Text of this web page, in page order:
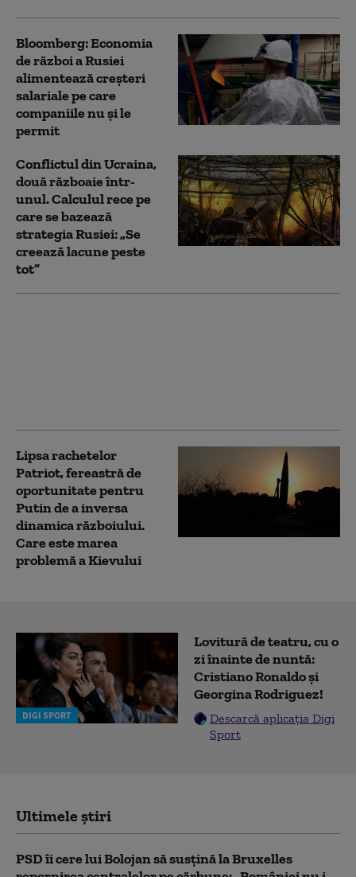
Bloomberg: Economia
de război a Rusiei
alimentează creşteri
salariale pe care
companiile nu şi le
permit
Conflictul din Ucraina,
două războaie într-
unul. Calculul rece pe
care se bazează
strategia Rusiei: „Se
creează lacune peste
tot”
Lipsa rachetelor
Patriot, fereastră de
oportunitate pentru
Putin de a inversa
dinamica războiului.
Care este marea
problemă a Kievului
DIGI SPORT
Lovitură de teatru, cu o
zi înainte de nuntă:
Cristiano Ronaldo și
Georgina Rodriguez!
Descarcă aplicația Digi
Sport
Ultimele știri
PSD îi cere lui Bolojan să susțină la Bruxelles